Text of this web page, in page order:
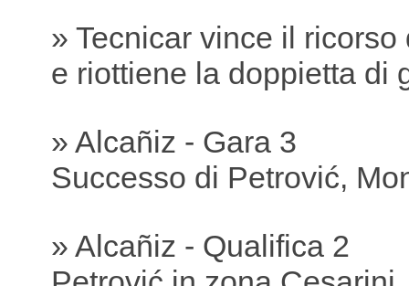
» Tecnicar vince il ricorso
e riottiene la doppietta di
» Alcañiz - Gara 3
Successo di Petrović,
» Alcañiz - Qualifica 2